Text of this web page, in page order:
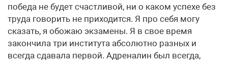
победа не будет счастливой, ни о каком успехе без
труда говорить не приходится. Я про себя могу
сказать, я обожаю экзамены. Я в свое время
закончила три института абсолютно разных и
всегда сдавала первой. Адреналин был всегда,